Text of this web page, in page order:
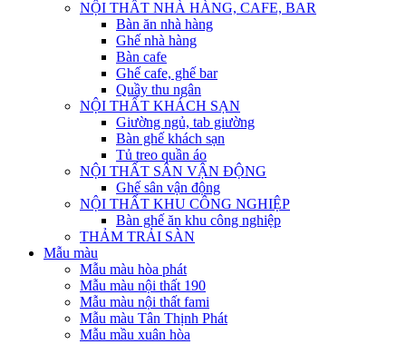
NỘI THẤT NHÀ HÀNG, CAFE, BAR
Bàn ăn nhà hàng
Ghế nhà hàng
Bàn cafe
Ghế cafe, ghế bar
Quầy thu ngân
NỘI THẤT KHÁCH SẠN
Giường ngủ, tab giường
Bàn ghế khách sạn
Tủ treo quần áo
NỘI THẤT SÂN VẬN ĐỘNG
Ghế sân vận động
NỘI THẤT KHU CÔNG NGHIỆP
Bàn ghế ăn khu công nghiệp
THẢM TRẢI SÀN
Mẫu màu
Mẫu màu hòa phát
Mẫu màu nội thất 190
Mẫu màu nội thất fami
Mẫu màu Tân Thịnh Phát
Mẫu mầu xuân hòa